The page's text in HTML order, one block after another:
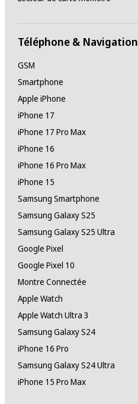
Téléphone & Navigation
GSM
Smartphone
Apple iPhone
iPhone 17
iPhone 17 Pro Max
iPhone 16
iPhone 16 Pro Max
iPhone 15
Samsung Smartphone
Samsung Galaxy S25
Samsung Galaxy S25 Ultra
Google Pixel
Google Pixel 10
Montre Connectée
Apple Watch
Apple Watch Ultra 3
Samsung Galaxy S24
iPhone 16 Pro
Samsung Galaxy S24 Ultra
iPhone 15 Pro Max